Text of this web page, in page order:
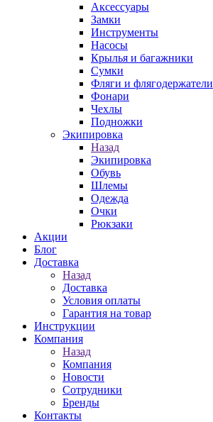
Аксессуары
Замки
Инструменты
Насосы
Крылья и багажники
Сумки
Фляги и флягодержатели
Фонари
Чехлы
Подножки
Экипировка
Назад
Экипировка
Обувь
Шлемы
Одежда
Очки
Рюкзаки
Акции
Блог
Доставка
Назад
Доставка
Условия оплаты
Гарантия на товар
Инструкции
Компания
Назад
Компания
Новости
Сотрудники
Бренды
Контакты